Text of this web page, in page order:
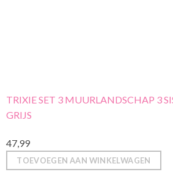
TRIXIE SET 3 MUURLANDSCHAP 3
GRIJS
47,99
TOEVOEGEN AAN WINKELWAGEN